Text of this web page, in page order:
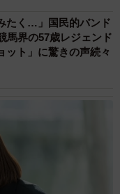
たく…」国民的バンド
界の57歳レジェンド
ット」に驚きの声続々